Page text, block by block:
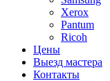
Xerox
Pantum
Ricoh
Цены
Выезд мастера
Контакты